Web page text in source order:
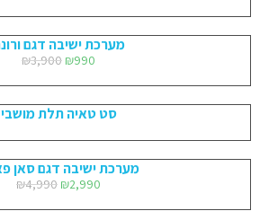
מערכת ישיבה דגם
₪3,900 ₪990
סט טאיה תלת מושבי
מערכת ישיבה דגם סאן
₪4,990 ₪2,990